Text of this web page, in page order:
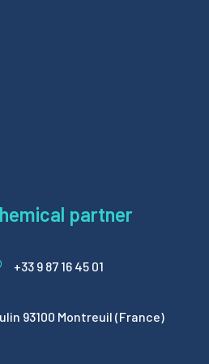
partner
+33 9 87 16 45 01
93100 Montreuil (France)